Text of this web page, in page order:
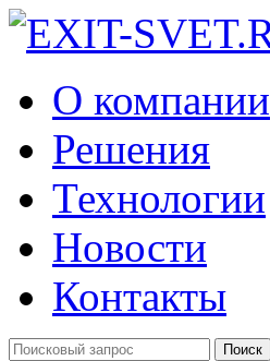
О компании
Решения
Технологии
Новости
Контакты